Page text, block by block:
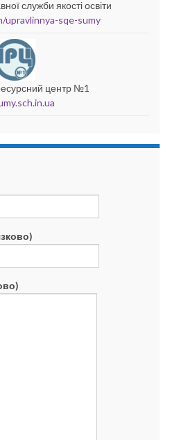
служби якості освіти
upravlinnya-sqe-sumy
центр №1